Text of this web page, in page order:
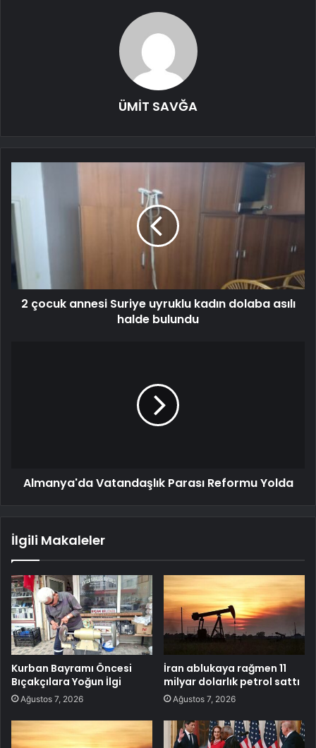
ÜMİT SAVĞA
2 çocuk annesi Suriye uyruklu kadın dolaba asılı
halde bulundu
Almanya'da Vatandaşlık Parası Reformu Yolda
İlgili Makaleler
Kurban Bayramı Öncesi
Bıçakçılara Yoğun İlgi
Ağustos 7, 2026
İran ablukaya rağmen 11
milyar dolarlık petrol sattı
Ağustos 7, 2026